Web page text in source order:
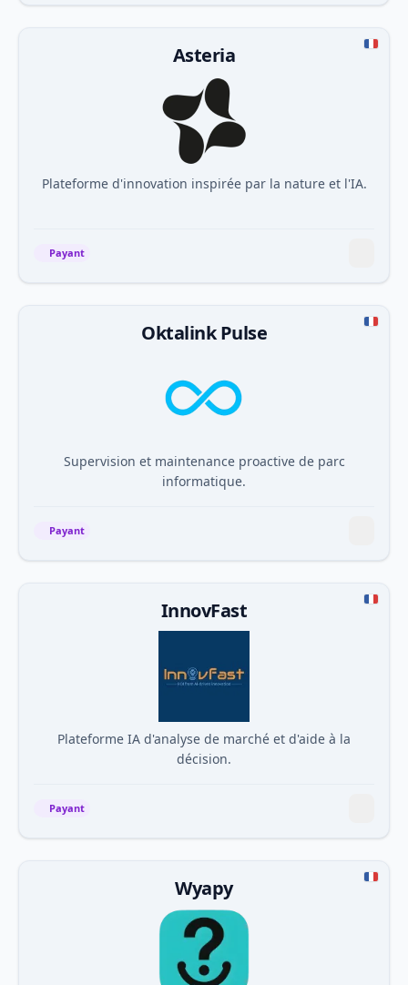
Asteria
Plateforme d'innovation inspirée par la nature et l'IA.
Payant
Oktalink Pulse
Supervision et maintenance proactive de parc
informatique.
Payant
InnovFast
Plateforme IA d'analyse de marché et d'aide à la
décision.
Payant
Wyapy